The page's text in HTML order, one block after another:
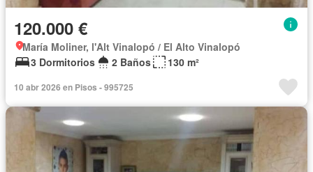
120.000 €
María Moliner, l'Alt Vinalopó / El Alto Vinalopó
3 Dormitorios
2 Baños 130 m²
10 abr 2026 en Pisos - 995725